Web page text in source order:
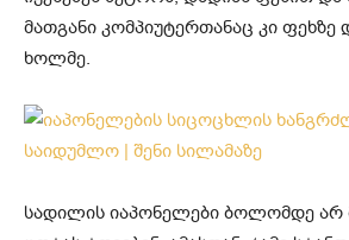
მათგანი კომპიუტერთანაც კი ფეხზე
ხოლმე.
სადილის იაპონელები ბოლომდე არ